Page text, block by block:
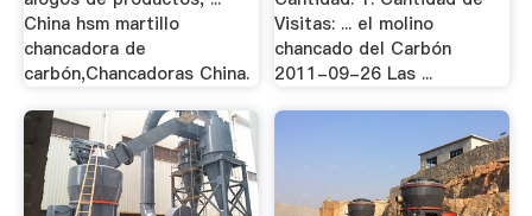
China hsm martillo
chancadora de
carbón,Chancadoras China.
Visitas: ... el molino
chancado del Carbón
2011-09-26 Las ...